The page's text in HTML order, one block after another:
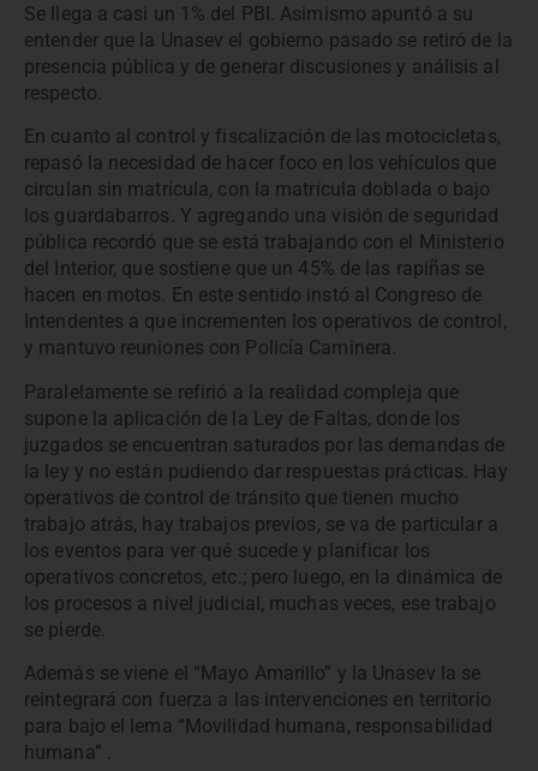
Se llega a casi un 1% del PBI. Asimismo apuntó a su
entender que la Unasev el gobierno pasado se retiró de la
presencia pública y de generar discusiones y análisis al
respecto.
En cuanto al control y fiscalización de las motocicletas,
repasó la necesidad de hacer foco en los vehículos que
circulan sin matrícula, con la matrícula doblada o bajo
los guardabarros. Y agregando una visión de seguridad
pública recordó que se está trabajando con el Ministerio
del Interior, que sostiene que un 45% de las rapiñas se
hacen en motos. En este sentido instó al Congreso de
Intendentes a que incrementen los operativos de control,
y mantuvo reuniones con Policía Caminera.
Paralelamente se refirió a la realidad compleja que
supone la aplicación de la Ley de Faltas, donde los
juzgados se encuentran saturados por las demandas de
la ley y no están pudiendo dar respuestas prácticas. Hay
operativos de control de tránsito que tienen mucho
trabajo atrás, hay trabajos previos, se va de particular a
los eventos para ver qué sucede y planificar los
operativos concretos, etc.; pero luego, en la dinámica de
los procesos a nivel judicial, muchas veces, ese trabajo
se pierde.
Además se viene el “Mayo Amarillo” y la Unasev la se
reintegrará con fuerza a las intervenciones en territorio
para bajo el lema “Movilidad humana, responsabilidad
humana” .